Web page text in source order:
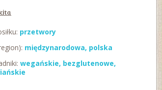
przetwory
międzynarodowa, polska
wegańskie, bezglutenowe,